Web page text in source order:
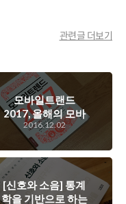
관련글 더보기
모바일트랜드
2017, 올해의 모바
일 시장 분석과 내년
도 전망을 손쉽게 풀
어 쓴 책..
2016.12.02
[신호와 소음] 통계
학을 기반으로 하는